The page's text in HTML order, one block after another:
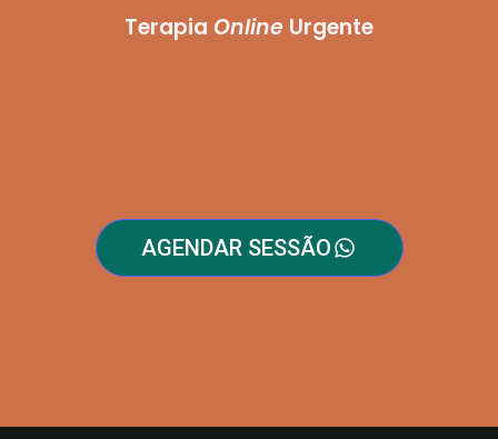
Terapia Online Urgente
AGENDAR SESSÃO